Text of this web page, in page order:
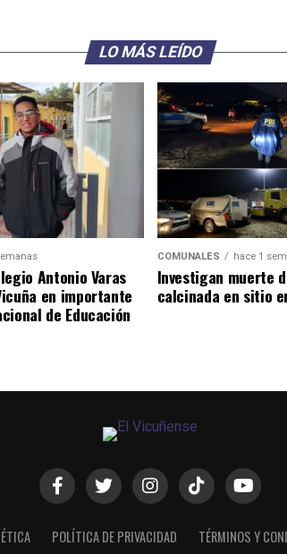
LO MÁS LEÍDO
Antonio Varas
en importante
de Educación
COMUNALES hace 1
Investigan muerte
calcinada en sitio
POLÍTICA DE PRIVACIDAD TÉRMINOS Y